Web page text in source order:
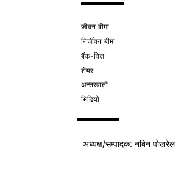
जीवन बीमा
निर्जीवन बीमा
बैंक-वित्त
शेयर
अन्तरवार्ता
भिडियो
अध्यक्ष/सम्पादक: नबिन पोखरेल